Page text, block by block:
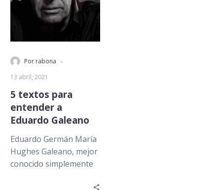
Por rabona -
13 abril, 2021
5 textos para
entender a
Eduardo Galeano
Eduardo Germán María
Hughes Galeano, mejor
conocido simplemente